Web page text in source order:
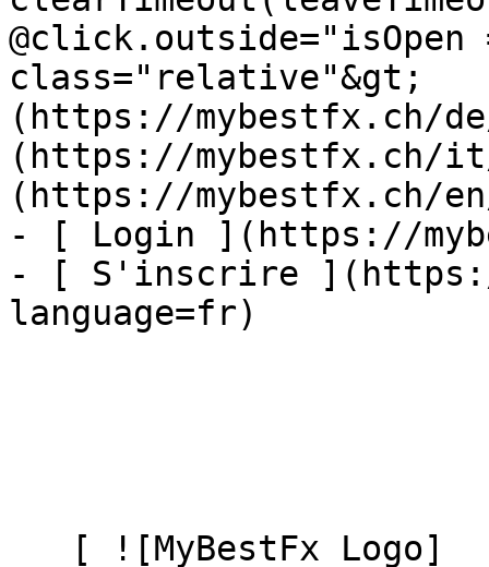
class="relative"&gt;
(https://mybestfx.ch/
(https://mybestfx.ch/
(https://mybestfx.ch/
- [ Login ](https://
- [ S'inscrire
language=fr)